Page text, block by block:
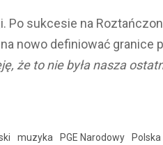
sukcesie na
nowo definiować granice
że to nie była nasza
muzyka PGE Narodowy
Polska